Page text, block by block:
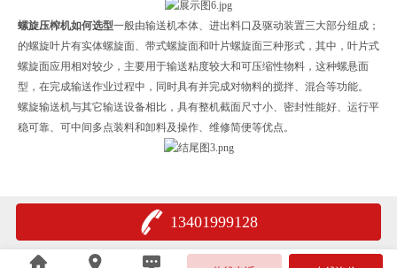
螺旋压榨机如何选型一般由输送机本体、进出料口及驱动装置三大部分组成；
的螺旋叶片有实体螺旋面、带式螺旋面和叶片螺旋面三种形式，其中，叶片式
螺旋面应用相对较少，主要用于输送粘度较大和可压缩性物料，这种螺悬面
型，在完成输送作业过程中，同时具有并完成对物料的搅拌、混合等功能。
螺旋输送机与其它输送设备相比，具有整机截面尺寸小、密封性能好、运行平
稳可靠、可中间多点装料和卸料及操作、维修简便等优点。
13401999128